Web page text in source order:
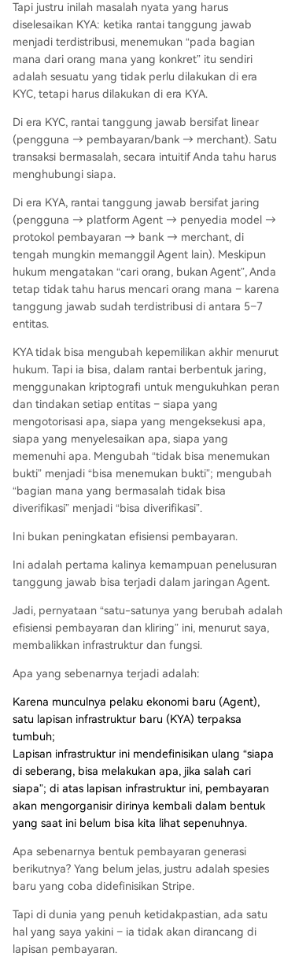
Tapi justru inilah masalah nyata yang harus
diselesaikan KYA: ketika rantai tanggung jawab
menjadi terdistribusi, menemukan “pada bagian
mana dari orang mana yang konkret” itu sendiri
adalah sesuatu yang tidak perlu dilakukan di era
KYC, tetapi harus dilakukan di era KYA.
Di era KYC, rantai tanggung jawab bersifat linear
(pengguna → pembayaran/bank → merchant). Satu
transaksi bermasalah, secara intuitif Anda tahu harus
menghubungi siapa.
Di era KYA, rantai tanggung jawab bersifat jaring
(pengguna → platform Agent → penyedia model →
protokol pembayaran → bank → merchant, di
tengah mungkin memanggil Agent lain). Meskipun
hukum mengatakan “cari orang, bukan Agent”, Anda
tetap tidak tahu harus mencari orang mana – karena
tanggung jawab sudah terdistribusi di antara 5–7
entitas.
KYA tidak bisa mengubah kepemilikan akhir menurut
hukum. Tapi ia bisa, dalam rantai berbentuk jaring,
menggunakan kriptografi untuk mengukuhkan peran
dan tindakan setiap entitas – siapa yang
mengotorisasi apa, siapa yang mengeksekusi apa,
siapa yang menyelesaikan apa, siapa yang
memenuhi apa. Mengubah “tidak bisa menemukan
bukti” menjadi “bisa menemukan bukti”; mengubah
“bagian mana yang bermasalah tidak bisa
diverifikasi” menjadi “bisa diverifikasi”.
Ini bukan peningkatan efisiensi pembayaran.
Ini adalah pertama kalinya kemampuan penelusuran
tanggung jawab bisa terjadi dalam jaringan Agent.
Jadi, pernyataan “satu-satunya yang berubah adalah
efisiensi pembayaran dan kliring” ini, menurut saya,
membalikkan infrastruktur dan fungsi.
Apa yang sebenarnya terjadi adalah:
Karena munculnya pelaku ekonomi baru (Agent),
satu lapisan infrastruktur baru (KYA) terpaksa
tumbuh;
Lapisan infrastruktur ini mendefinisikan ulang “siapa
di seberang, bisa melakukan apa, jika salah cari
siapa”; di atas lapisan infrastruktur ini, pembayaran
akan mengorganisir dirinya kembali dalam bentuk
yang saat ini belum bisa kita lihat sepenuhnya.
Apa sebenarnya bentuk pembayaran generasi
berikutnya? Yang belum jelas, justru adalah spesies
baru yang coba didefinisikan Stripe.
Tapi di dunia yang penuh ketidakpastian, ada satu
hal yang saya yakini – ia tidak akan dirancang di
lapisan pembayaran.